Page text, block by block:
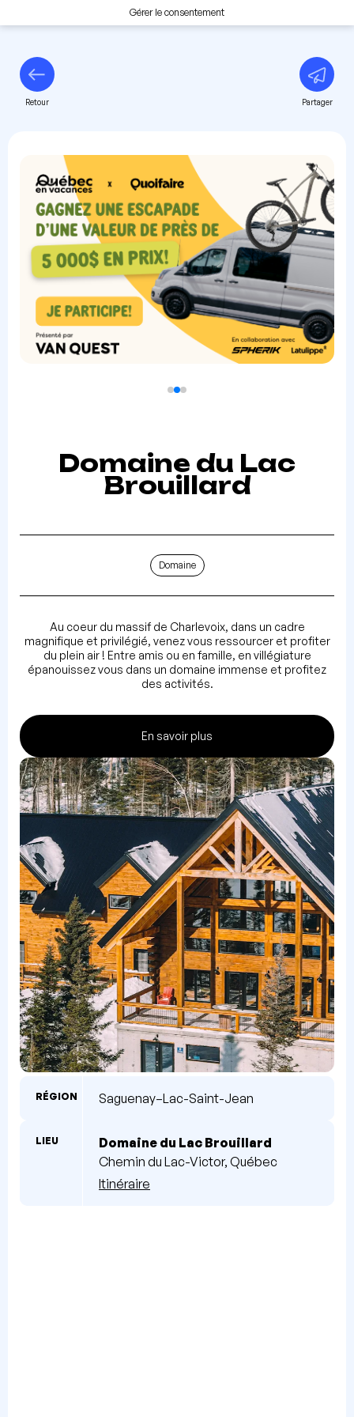
Gérer le consentement
Retour Partager
Domaine du Lac
Brouillard
Domaine
Au coeur du massif de Charlevoix, dans un cadre
magnifique et privilégié, venez vous ressourcer et profiter
du plein air ! Entre amis ou en famille, en villégiature
épanouissez vous dans un domaine immense et profitez
des activités.
En savoir plus
RÉGION Saguenay–Lac-Saint-Jean
LIEU
Domaine du Lac Brouillard
Chemin du Lac-Victor, Québec
Itinéraire